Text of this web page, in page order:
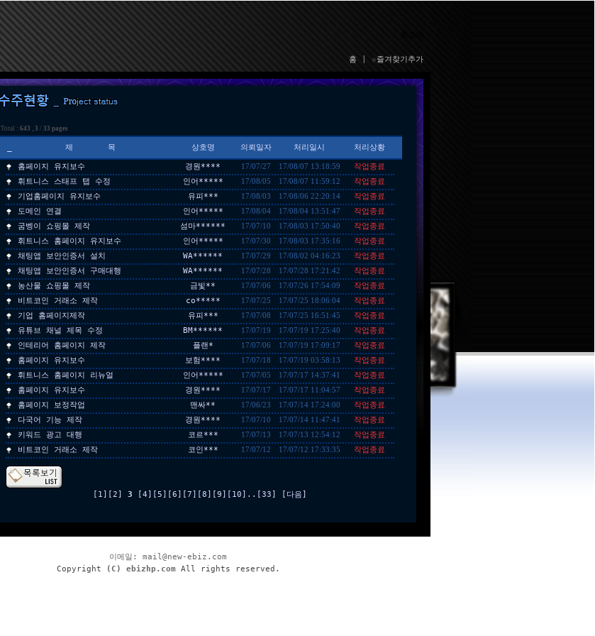
Total : 643 , 3 / 33 pages
제 목 상호명 의뢰일자 처리일시 처리상황
홈페이지 유지보수 경원**** 17/07/27 17/08/07 13:18:59
작업종료
휘트니스 스태프 탭 수정
인어***** 17/08/05 17/08/07 11:59:12
작업종료
기업홈페이지 유지보수
유피*** 17/08/03 17/08/06 22:20:14
작업종료
도메인 연결
인어***** 17/08/04 17/08/04 13:51:47
작업종료
굼벵이 쇼핑몰 제작
섬마****** 17/07/10 17/08/03 17:50:40
작업종료
휘트니스 홈페이지 유지보수
인어***** 17/07/30 17/08/03 17:35:16
작업종료
채팅앱 보안인증서 설치
WA****** 17/07/29 17/08/02 04:16:23
작업종료
채팅앱 보안인증서 구매대행
WA****** 17/07/28 17/07/28 17:21:42
작업종료
농산물 쇼핑몰 제작
금빛** 17/07/06 17/07/26 17:54:09
작업종료
비트코인 거래소 제작
co***** 17/07/25 17/07/25 18:06:04
작업종료
기업 홈페이지제작
유피*** 17/07/08 17/07/25 16:51:45
작업종료
유튜브 채널 제목 수정
BM****** 17/07/19 17/07/19 17:25:40
작업종료
인테리어 홈페이지 제작
플랜* 17/07/06 17/07/19 17:09:17
작업종료
홈페이지 유지보수
보험**** 17/07/18 17/07/19 03:58:13
작업종료
휘트니스 홈페이지 리뉴얼
인어***** 17/07/05 17/07/17 14:37:41
작업종료
홈페이지 유지보수
경원**** 17/07/17 17/07/17 11:04:57
작업종료
홈페이지 보정작업
맨싸** 17/06/23 17/07/14 17:24:00
작업종료
다국어 기능 제작
경원**** 17/07/10 17/07/14 11:47:41
작업종료
키워드 광고 대행
코르*** 17/07/13 17/07/13 12:54:12
작업종료
비트코인 거래소 제작
코인*** 17/07/12 17/07/12 17:33:35 작업종료
[1] [2] 3 [4] [5] [6] [7] [8] [9] [10] .. [33] [다음]
이메일: mail@new-ebiz.com
Copyright
(C) ebizhp.comAll rights reserved.
홈 ☆즐겨찾기추가